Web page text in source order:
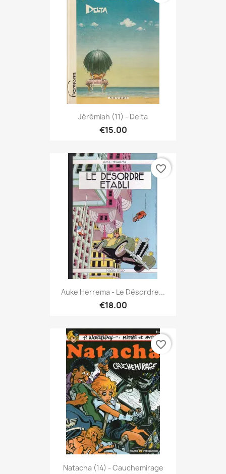
Jérémiah (11) - Delta
€15.00
Auke Herrema - Le Désordre...
€18.00
favorite_border
Natacha (14) - Cauchemirage
favorite_border